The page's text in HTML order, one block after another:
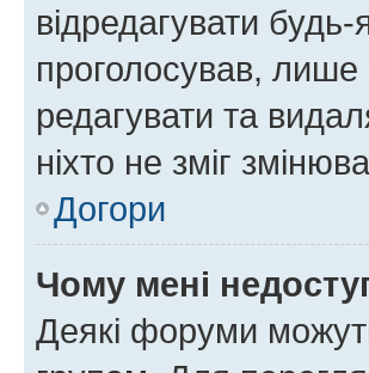
відредагувати будь-
проголосував, лише
редагувати та
ніхто не зміг
Догори
Чому мені
Деякі форуми